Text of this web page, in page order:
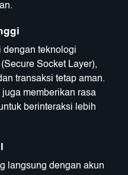
dengan teknologi
Socket Layer),
transaksi tetap aman.
memberikan rasa
berinteraksi lebih
langsung dengan akun